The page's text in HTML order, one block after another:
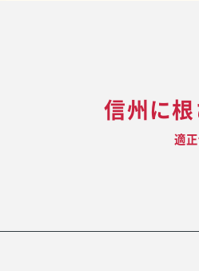
信州に
適